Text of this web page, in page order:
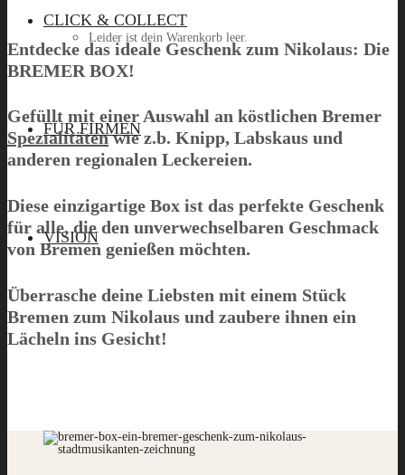
CLICK & COLLECT
FÜR FIRMEN
VISION
Leider ist dein Warenkorb leer.
Menü
Entdecke das ideale Geschenk zum Nikolaus: Die
BREMER BOX!
Gefüllt mit einer Auswahl an köstlichen Bremer
Spezialitätenwie z.b. Knipp, Labskaus und
anderen regionalen Leckereien.
Diese einzigartige Box ist das perfekte Geschenk
für alle, die den unverwechselbaren Geschmack
von Bremen genießen möchten.
Überrasche deine Liebsten mit einem Stück
Bremen zum Nikolaus und zaubere ihnen ein
Lächeln ins Gesicht!